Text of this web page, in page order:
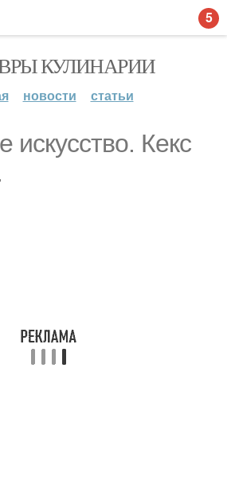
КУЛИНАРИИ
новости статьи
искусство. Кекс
5